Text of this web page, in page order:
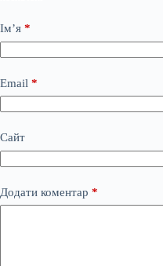
Ім’я *
Email *
Сайт
Додати коментар *